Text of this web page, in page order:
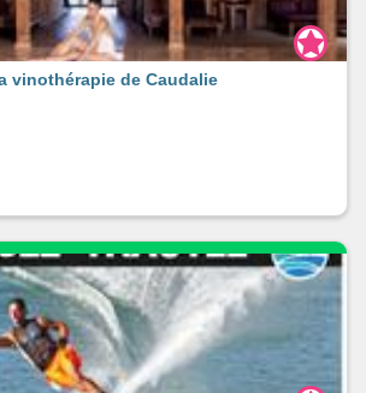
vinothérapie de Caudalie